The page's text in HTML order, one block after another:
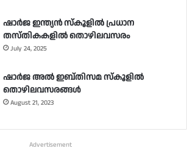
ഷാർജ ഇന്ത്യൻ സ്‌കൂളിൽ പ്രധാന
തസ്തികകളിൽ തൊഴിലവസരം
July 24, 2025
ഷാർജ അൽ ഇബ്തിസമ സ്‌കൂളിൽ
തൊഴിലവസരങ്ങൾ
August 21, 2023
Advertisement